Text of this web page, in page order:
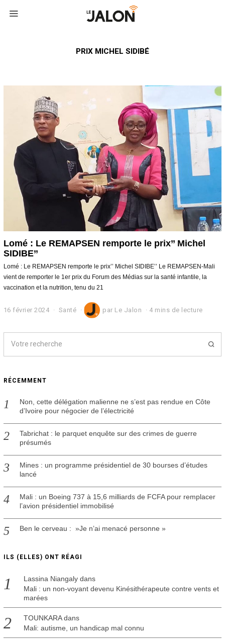
PRIX MICHEL SIDIBÉ
Lomé : Le REMAPSEN remporte le prix’’ Michel
SIDIBE’’
Lomé : Le REMAPSEN remporte le prix’’ Michel SIDIBE’’ Le REMAPSEN-Mali
vient de remporter le 1er prix du Forum des Médias sur la santé infantile, la
vaccination et la nutrition, tenu du 21
16 février 2024
v
r
0
2
Santé par Le Jalon 4 mins de lecture
RÉCEMMENT
Non, cette délégation malienne ne s’est pas rendue en Côte
d’Ivoire pour négocier de l’électricité
Tabrichat : le parquet enquête sur des crimes de guerre
présumés
Mines : un programme présidentiel de 30 bourses d’études
lancé
Mali : un Boeing 737 à 15,6 milliards de FCFA pour remplacer
l’avion présidentiel immobilisé
Ben le cerveau : »Je n’ai menacé personne »
ILS (ELLES) ONT RÉAGI
Lassina Niangalydans
Mali : un non-voyant devenu Kinésithérapeute contre vents et
marées
TOUNKARAdans
Mali: autisme, un handicap mal connu